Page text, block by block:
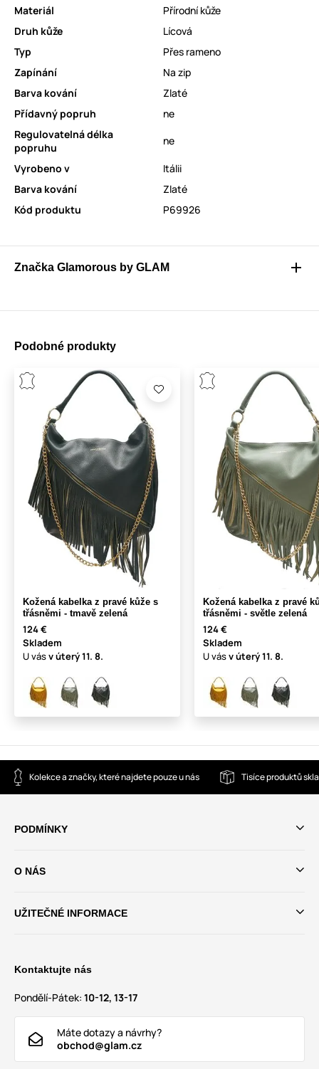
Materiál
Přírodní kůže
Druh kůže
Lícová
Typ
Přes rameno
Zapínání
Na zip
Barva kování
Zlaté
Přídavný popruh
ne
Regulovatelná délka
popruhu
ne
Vyrobeno v
Itálii
Barva kování
Zlaté
Kód produktu
P69926
Značka Glamorous by GLAM
Podobné produkty
Kožená kabelka z pravé kůže s
třásněmi - tmavě zelená
124 €
Skladem
U vásv úterý11. 8.
Kožená kabelka z pravé
třásněmi - světle zelená
124 €
Skladem
U vásv úterý11. 8.
Kolekce a značky, které najdete pouze u nás Tisíce produktů
PODMÍNKY
O NÁS
UŽITEČNÉ INFORMACE
Kontaktujte nás
Pondělí-Pátek: 10-12, 13-17
Máte dotazy a návrhy?
obchod@glam.cz